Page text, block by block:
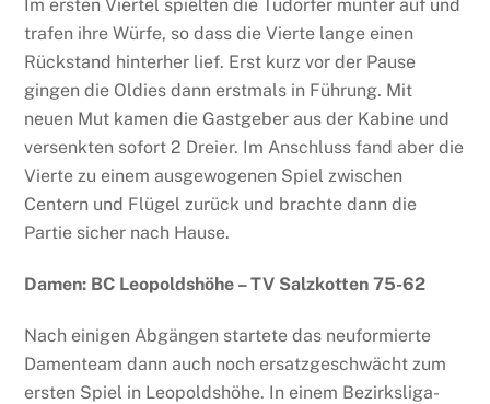
Im ersten Viertel spielten die Tudorfer munter auf und
trafen ihre Würfe, so dass die Vierte lange einen
Rückstand hinterher lief. Erst kurz vor der Pause
gingen die Oldies dann erstmals in Führung. Mit
neuen Mut kamen die Gastgeber aus der Kabine und
versenkten sofort 2 Dreier. Im Anschluss fand aber die
Vierte zu einem ausgewogenen Spiel zwischen
Centern und Flügel zurück und brachte dann die
Partie sicher nach Hause.
Damen: BC Leopoldshöhe – TV Salzkotten 75-62
Nach einigen Abgängen startete das neuformierte
Damenteam dann auch noch ersatzgeschwächt zum
ersten Spiel in Leopoldshöhe. In einem Bezirksliga-